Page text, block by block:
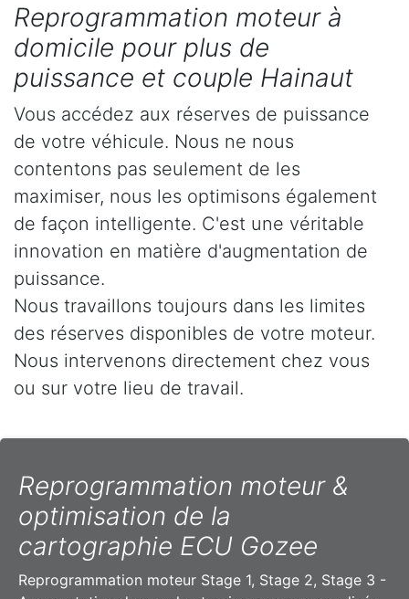
Reprogrammation moteur à
domicile pour plus de
puissance et couple Hainaut
Vous accédez aux réserves de puissance
de votre véhicule. Nous ne nous
contentons pas seulement de les
maximiser, nous les optimisons également
de façon intelligente. C'est une véritable
innovation en matière d'augmentation de
puissance.
Nous travaillons toujours dans les limites
des réserves disponibles de votre moteur.
Nous intervenons directement chez vous
ou sur votre lieu de travail.
Reprogrammation moteur &
optimisation de la
cartographie ECU Gozee
Reprogrammation moteur Stage 1, Stage 2, Stage 3 -